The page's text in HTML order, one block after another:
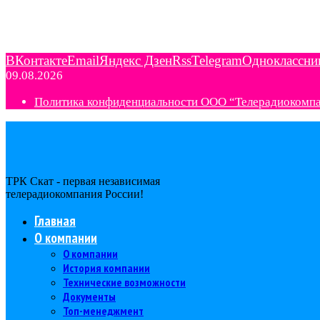
ВКонтактеEmailЯндекс ДзенRssTelegram
09.08.2026
Политика конфиденциальности ООО
ТРК Скат - первая независимая
телерадиокомпания Роcсии!
Главная
О компании
О компании
История компании
Технические возможности
Документы
Топ-менеджмент